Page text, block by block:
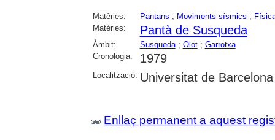
Matèries: Pantans ; Moviments sísmics ;
Matèries:
Pantà de Susqueda
Àmbit: Susqueda; Olot; Garrotxa
Cronologia:
1979
Localització: Universitat de Barcelona
Enllaç permanent a aquest